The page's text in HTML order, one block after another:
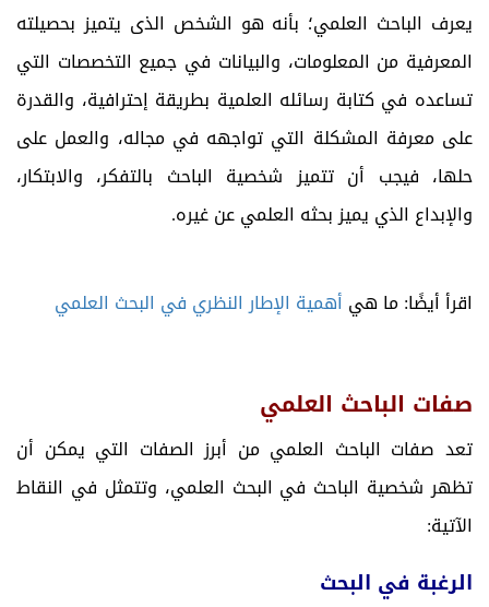
يعرف الباحث العلمي؛ بأنه هو الشخص الذى يتميز بحصيلته
المعرفية من المعلومات، والبيانات في جميع التخصصات التي
تساعده في كتابة رسائله العلمية بطريقة إحترافية، والقدرة
على معرفة المشكلة التي تواجهه في مجاله، والعمل على
حلها، فيجب أن تتميز شخصية الباحث بالتفكر، والابتكار،
والإبداع الذي يميز بحثه العلمي عن غيره.
اقرأ أيضًا: ما هي أهمية الإطار النظري في البحث العلمي
صفات الباحث العلمي
تعد صفات الباحث العلمي من أبرز الصفات التي يمكن أن
تظهر شخصية الباحث في البحث العلمي، وتتمثل في النقاط
الآتية:
الرغبة في البحث